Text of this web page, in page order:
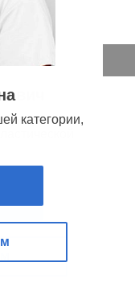
категории,